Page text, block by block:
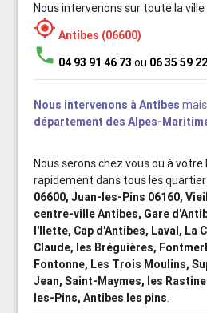
Nous intervenons sur toute la
 Antibes (06600)
phone 04 93 91 46 73 ou 06 35 59
Nous intervenons à Antibes
département des Alpes-
Nous serons chez vous ou à
rapidement dans tous les
06600, Juan-les-Pins 06160,
centre-ville Antibes, Gare
l'Ilette, Cap d'Antibes, Laval, La
Claude, les Bréguières,
Fontonne, Les Trois Moulins,
Jean, Saint-Maymes, les
les-Pins, Antibes les pins.